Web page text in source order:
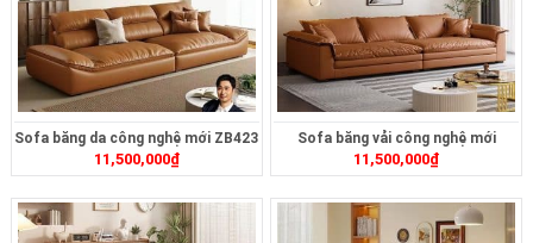
Sofa băng da công nghệ mới ZB423
11,500,000₫
Sofa băng vải công nghệ mới
ZB422
11,500,000₫